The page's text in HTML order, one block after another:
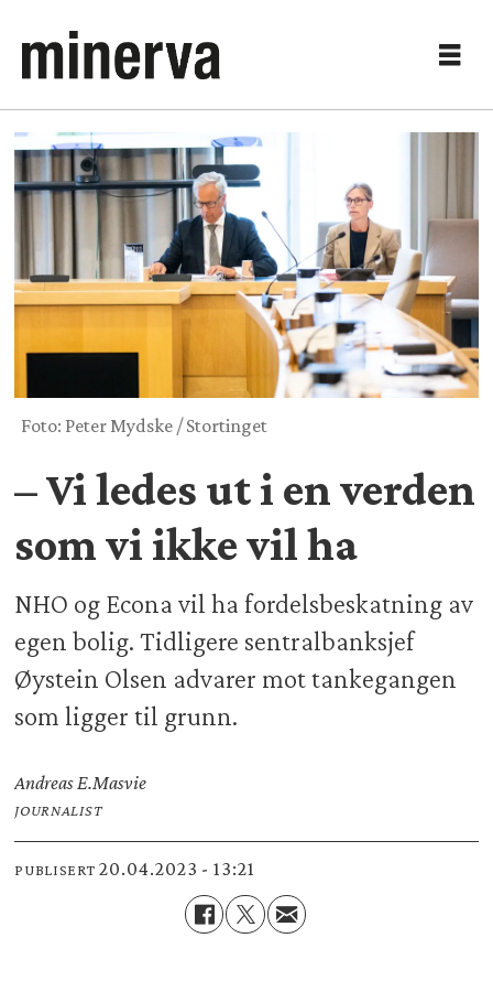
Foto: Peter Mydske / Stortinget
– Vi ledes ut i en verden
som vi ikke vil ha
NHO og Econa vil ha fordelsbeskatning av
egen bolig. Tidligere sentralbanksjef
Øystein Olsen advarer mot tankegangen
som ligger til grunn.
Andreas E.Masvie
JOURNALIST
PUBLISERT 20.04.2023 - 13:21